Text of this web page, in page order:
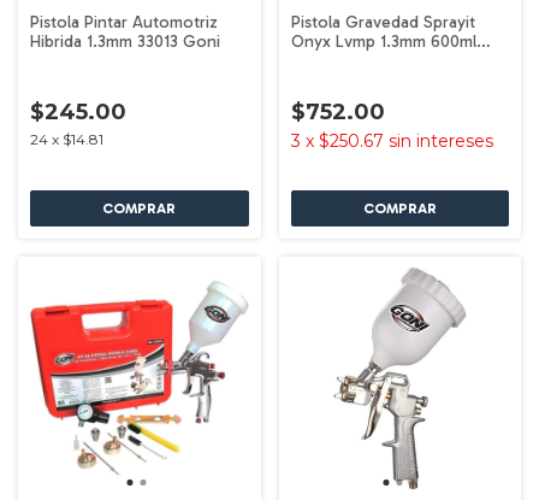
Pistola Pintar Automotriz
Hibrida 1.3mm 33013 Goni
$245.00
24 x $14.81
Pistola Gravedad Sprayit
Onyx Lvmp 1.3mm 600ml
$752.00
3 x $250.67 sin intereses